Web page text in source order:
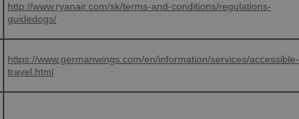
http://www.ryanair.com/sk/terms-and-conditions/regulations-
guidedogs/
https://www.germanwings.com/en/information/services/accessible-
travel.html